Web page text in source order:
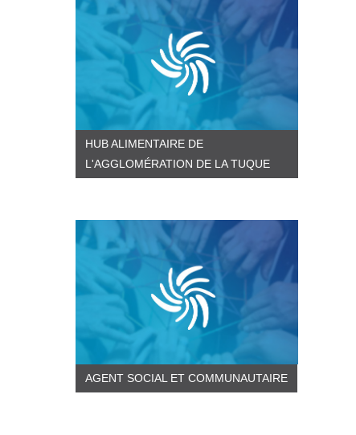
HUB ALIMENTAIRE DE
L'AGGLOMÉRATION DE LA TUQUE
AGENT SOCIAL ET COMMUNAUTAIRE